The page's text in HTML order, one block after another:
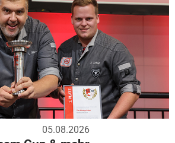
05.08.2026